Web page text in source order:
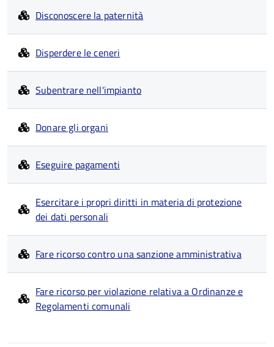
Disconoscere la paternità
Disperdere le ceneri
Subentrare nell'impianto
Donare gli organi
Eseguire pagamenti
Esercitare i propri diritti in materia di protezione
dei dati personali
Fare ricorso contro una sanzione amministrativa
Fare ricorso per violazione relativa a Ordinanze e
Regolamenti comunali